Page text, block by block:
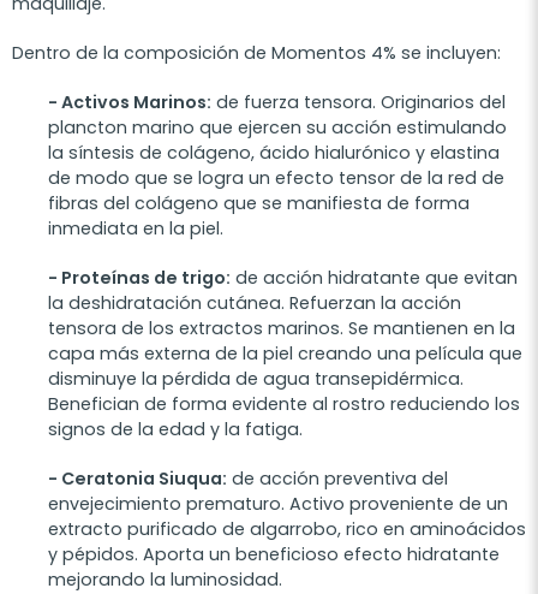
Dentro de la composición de Momentos 4% se incluyen:
- Activos Marinos: de fuerza tensora. Originarios del
plancton marino que ejercen su acción estimulando
la síntesis de colágeno, ácido hialurónico y elastina
de modo que se logra un efecto tensor de la red de
fibras del colágeno que se manifiesta de forma
inmediata en la piel.
- Proteínas de trigo: de acción hidratante que evitan
la deshidratación cutánea. Refuerzan la acción
tensora de los extractos marinos. Se mantienen en la
capa más externa de la piel creando una película que
disminuye la pérdida de agua transepidérmica.
Benefician de forma evidente al rostro reduciendo los
signos de la edad y la fatiga.
- Ceratonia Siuqua: de acción preventiva del
envejecimiento prematuro. Activo proveniente de un
extracto purificado de algarrobo, rico en aminoácidos
y pépidos. Aporta un beneficioso efecto hidratante
mejorando la luminosidad.